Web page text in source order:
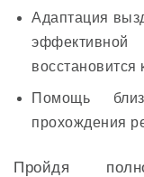
Адаптация
Помощь
прохождения
Пройдя